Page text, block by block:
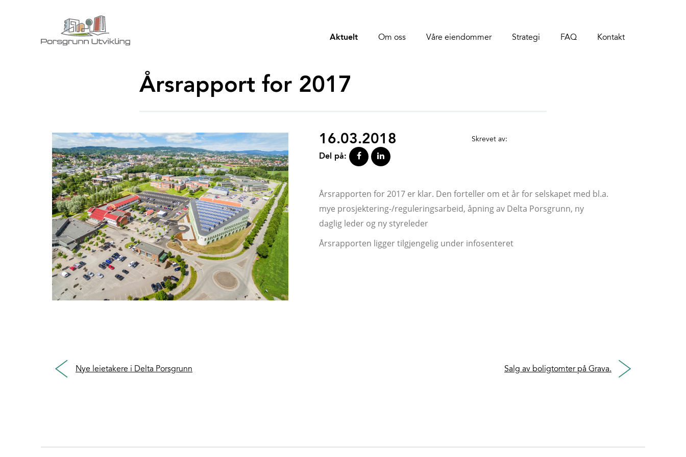
Aktuelt Om oss Våre eiendommer Strategi FAQ Kontakt
Årsrapport for 2017
16.03.2018
Del på:
Skrevet av:
Årsrapporten for 2017 er klar. Den forteller om et år for selskapet med bl.a.
mye prosjektering-/reguleringsarbeid, åpning av Delta Porsgrunn, ny
daglig leder og ny styreleder
Årsrapporten ligger tilgjengelig under infosenteret
Nye leietakere i Delta Porsgrunn Salg av boligtomter på Grava.